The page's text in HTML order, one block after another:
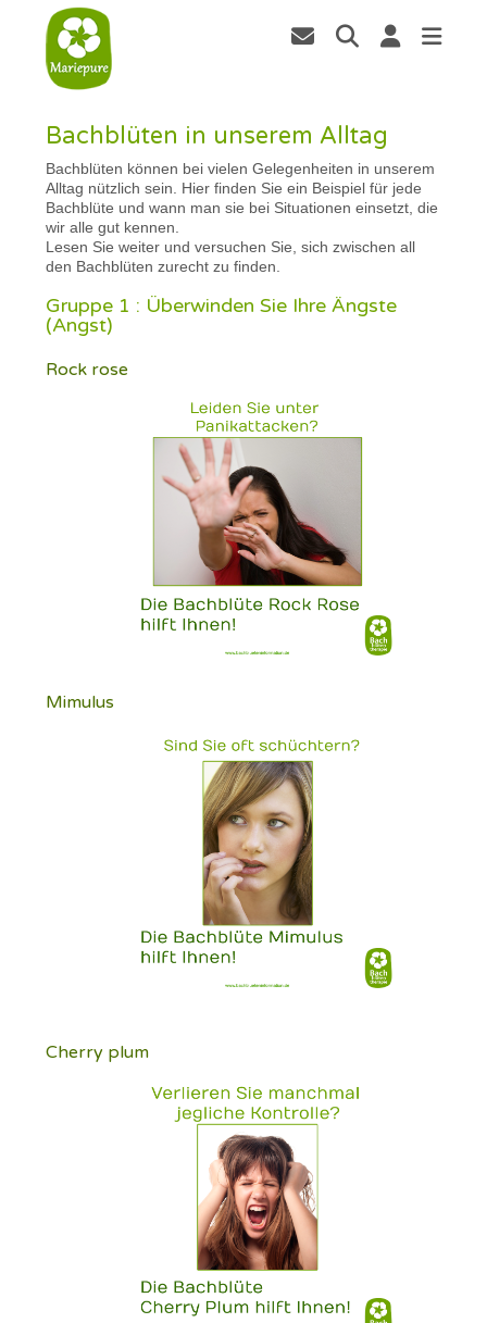
Bachblüten in unserem Alltag
Bachblüten können bei vielen Gelegenheiten in unserem
Alltag nützlich sein. Hier finden Sie ein Beispiel für jede
Bachblüte und wann man sie bei Situationen einsetzt, die
wir alle gut kennen.
Lesen Sie weiter und versuchen Sie, sich zwischen all
den Bachblüten zurecht zu finden.
Gruppe 1 : Überwinden Sie Ihre Ängste
(Angst)
Rock rose
Mimulus
Cherry plum